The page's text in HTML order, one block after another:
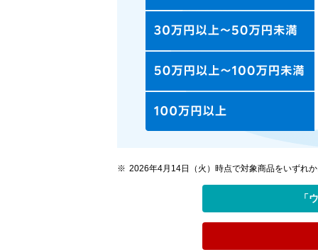
2026年4月14日（火）時点で対象商品をいずれ
「